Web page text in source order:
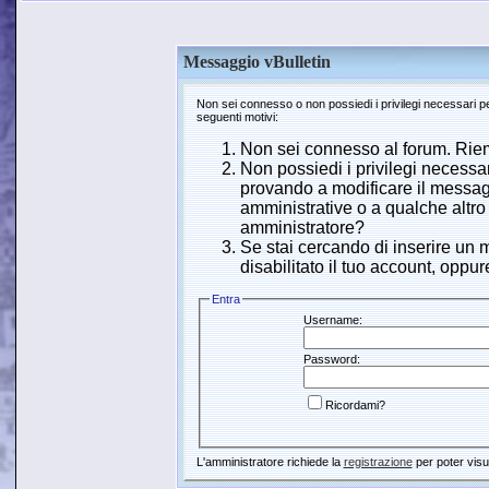
Messaggio vBulletin
Non sei connesso o non possiedi i privilegi necessari
seguenti motivi:
Non sei connesso al forum.
Non possiedi i privilegi
provando a modificare il
amministrative o a qualche
amministratore?
Se stai cercando di inserire un
disabilitato il tuo account,
Entra
Username:
Password:
Ricordami?
L'amministratore richiede laregistrazioneper poter